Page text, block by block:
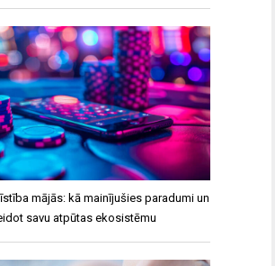
mājās: kā mainījušies paradumi un
savu atpūtas ekosistēmu